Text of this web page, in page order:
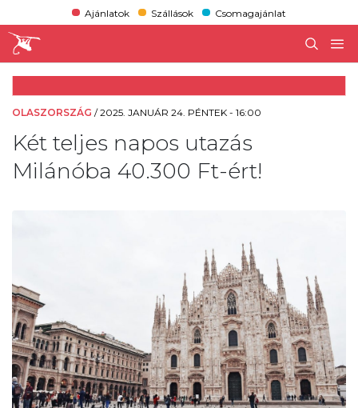
Ajánlatok Szállások Csomagajánlat
OLASZORSZÁG /2025. JANUÁR 24. PÉNTEK - 16:00
Két teljes napos utazás
Milánóba 40.300 Ft-ért!